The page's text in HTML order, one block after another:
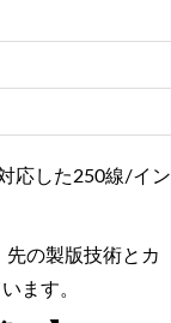
応した250線/イン
の製版技術とカ
ます。